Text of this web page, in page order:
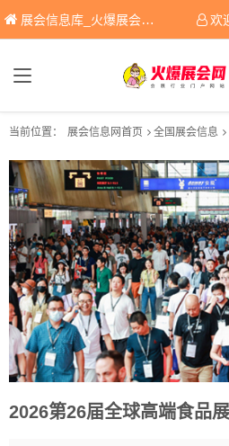
展会信息库_火爆展会网免费展会信息查询平台，提供专业会展服务！ 欢
当前位置： 展会信息网首页 全国展会信息
2026第26届全球高端食品